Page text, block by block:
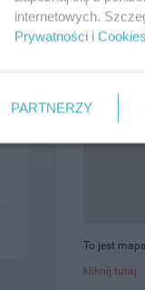
To jest
kliknij tutaj
internetowych.
Prywatności i Cookies
PARTNERZY